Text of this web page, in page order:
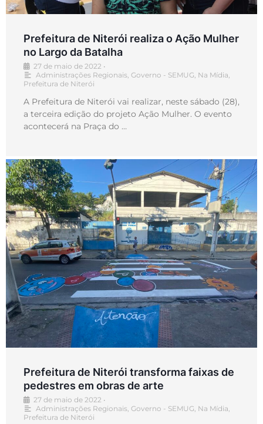
Prefeitura de Niterói realiza o Ação Mulher
no Largo da Batalha
27 de maio de 2022 •
Administrações Regionais Governo - SEMUG Na Mídia
Prefeitura de Niterói
A Prefeitura de Niterói vai realizar, neste sábado (28),
a terceira edição do projeto Ação Mulher. O evento
acontecerá na Praça do …
Prefeitura de Niterói transforma faixas de
pedestres em obras de arte
27 de maio de 2022 •
Administrações Regionais Governo - SEMUG Na Mídia
Prefeitura de Niterói